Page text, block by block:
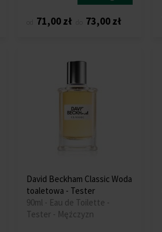
71,00 zł 73,00 zł
David Beckham Classic Woda
toaletowa - Tester
90ml - Eau de Toilette -
Tester - Mężczyzn